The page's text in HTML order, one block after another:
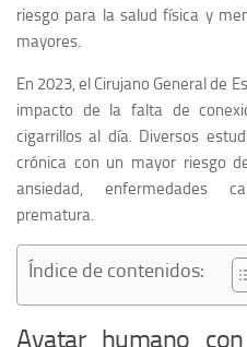
riesgo para la salud física y
mayores.
En 2023, el Cirujano General de
impacto de la falta de
cigarrillos al día. Diversos
crónica con un mayor riesgo
ansiedad, enfermedades
prematura.
Índice de contenidos:
Avatar humano